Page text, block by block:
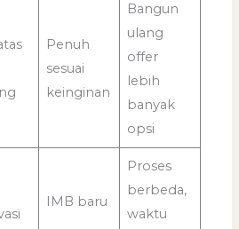
Penuh
sesuai
keinginan
Bangun
ulang
offer
lebih
banyak
opsi
IMB baru
Proses
berbeda,
waktu